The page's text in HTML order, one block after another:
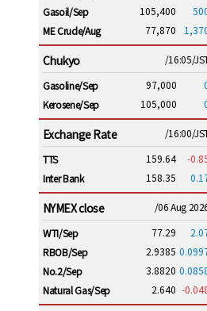
Gasoil/Sep
105,400
ME Crude/Aug
77,870
Chukyo
/16:05/
Gasoline/Sep
97,000
Kerosene/Sep
105,000
Exchange Rate
/16:00/
TTS
159.64
-
Inter Bank
158.35
NYMEX close
/06 Aug
WTI/Sep
77.29
RBOB/Sep
2.9385
No.2/Sep
3.8820
Natural Gas/Sep
2.640 -